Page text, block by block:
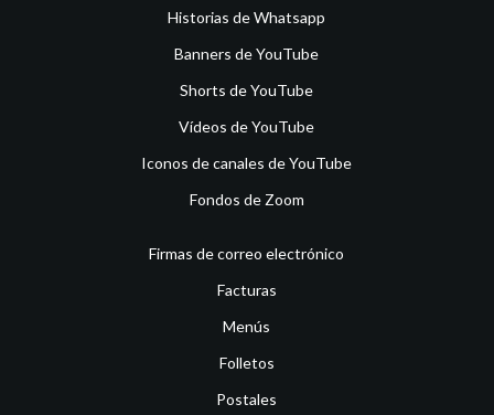
Historias de Whatsapp
Banners de YouTube
Shorts de YouTube
Vídeos de YouTube
Iconos de canales de YouTube
Fondos de Zoom
Firmas de correo electrónico
Facturas
Menús
Folletos
Postales